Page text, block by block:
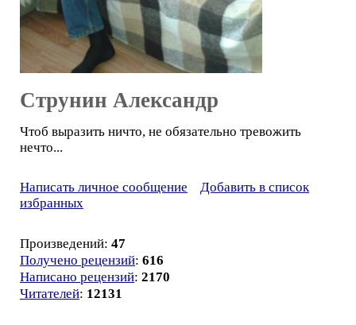
Струнин Александр
Чтоб выразить ничто, не обязательно тревожить
нечто...
Написать личное сообщение
Добавить в список
избранных
Произведений: 47
Получено рецензий: 616
Написано рецензий: 2170
Читателей: 12131